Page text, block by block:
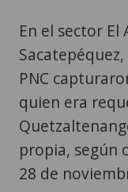
En el sector El
PNC
quien era
propia, según
28 de